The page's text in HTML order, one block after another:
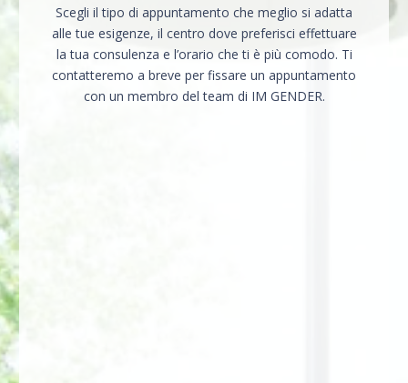
Scegli il tipo di appuntamento che meglio si adatta
alle tue esigenze, il centro dove preferisci effettuare
la tua consulenza e l’orario che ti è più comodo. Ti
contatteremo a breve per fissare un appuntamento
con un membro del team di IM GENDER.